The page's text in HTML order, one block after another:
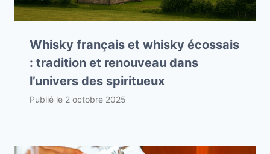
Whisky français et whisky écossais
: tradition et renouveau dans
l’univers des spiritueux
Publié le 2 octobre 2025